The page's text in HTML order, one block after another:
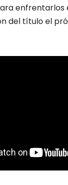
enfrentarlos
del título el